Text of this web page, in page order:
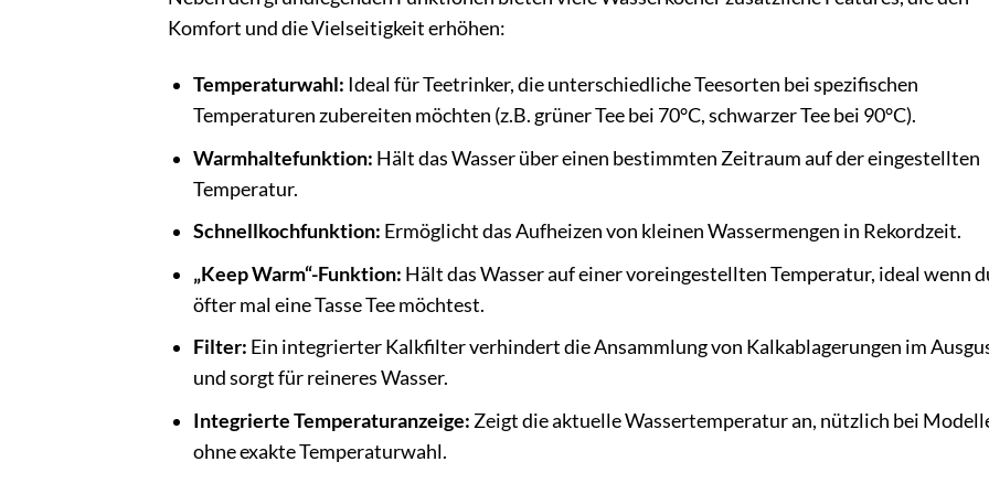
Komfort und die Vielseitigkeit erhöhen:
Temperaturwahl: Ideal für Teetrinker, die unterschiedliche Teesorten bei spezifischen
Temperaturen zubereiten möchten (z.B. grüner Tee bei 70°C, schwarzer Tee bei 90°C).
Warmhaltefunktion: Hält das Wasser über einen bestimmten Zeitraum auf der eingestellten
Temperatur.
Schnellkochfunktion: Ermöglicht das Aufheizen von kleinen Wassermengen in Rekordzeit.
„Keep Warm“-Funktion: Hält das Wasser auf einer voreingestellten Temperatur, ideal wenn
öfter mal eine Tasse Tee möchtest.
Filter: Ein integrierter Kalkfilter verhindert die Ansammlung von Kalkablagerungen im
und sorgt für reineres Wasser.
Integrierte Temperaturanzeige: Zeigt die aktuelle Wassertemperatur an, nützlich bei
ohne exakte Temperaturwahl.